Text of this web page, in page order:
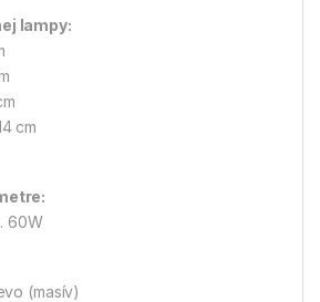
lampy:
cm
60W
(masív)